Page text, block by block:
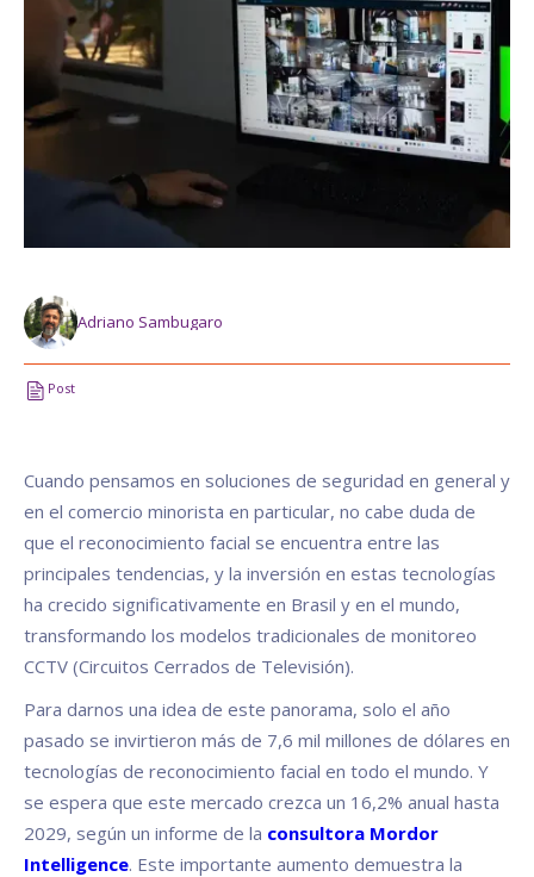
Adriano Sambugaro
Post
Cuando pensamos en soluciones de seguridad en general y
en el comercio minorista en particular, no cabe duda de
que el reconocimiento facial se encuentra entre las
principales tendencias, y la inversión en estas tecnologías
ha crecido significativamente en Brasil y en el mundo,
transformando los modelos tradicionales de monitoreo
CCTV (Circuitos Cerrados de Televisión).
Para darnos una idea de este panorama, solo el año
pasado se invirtieron más de 7,6 mil millones de dólares en
tecnologías de reconocimiento facial en todo el mundo. Y
se espera que este mercado crezca un 16,2% anual hasta
2029, según un informe de la consultora Mordor
Intelligence. Este importante aumento demuestra la